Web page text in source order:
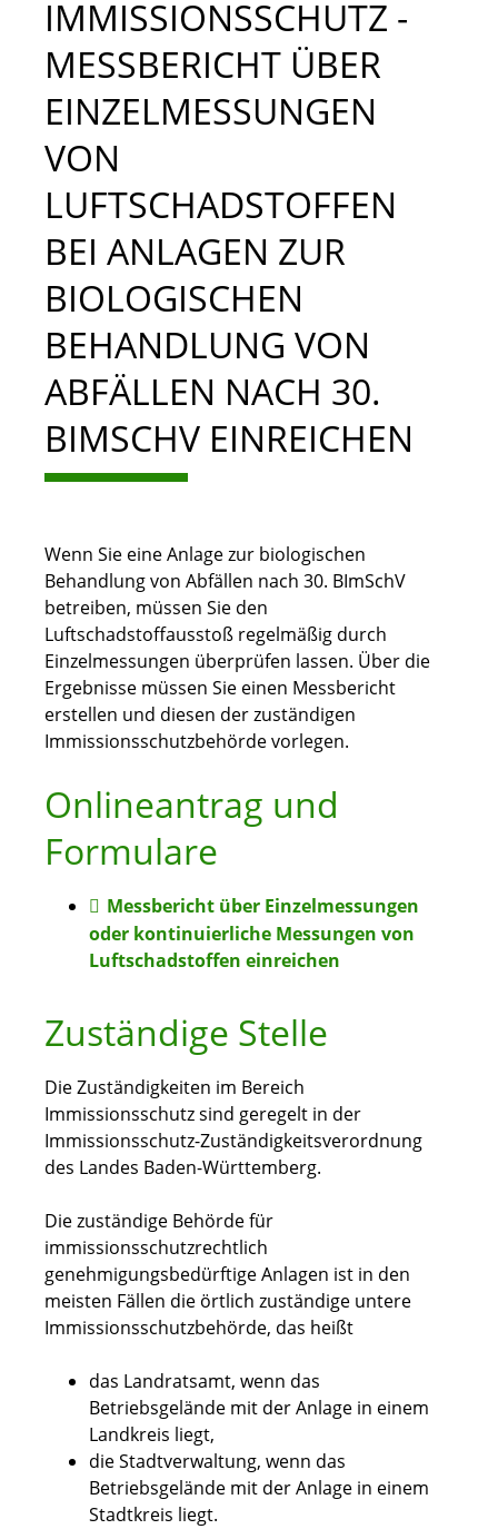
IMMISSIONSSCHUTZ -
MESSBERICHT ÜBER
EINZELMESSUNGEN
VON
LUFTSCHADSTOFFEN
BEI ANLAGEN ZUR
BIOLOGISCHEN
BEHANDLUNG VON
ABFÄLLEN NACH 30.
BIMSCHV EINREICHEN
Wenn Sie eine Anlage zur biologischen
Behandlung von Abfällen nach 30. BImSchV
betreiben, müssen Sie den
Luftschadstoffausstoß regelmäßig durch
Einzelmessungen überprüfen lassen. Über die
Ergebnisse müssen Sie einen Messbericht
erstellen und diesen der zuständigen
Immissionsschutzbehörde vorlegen.
Onlineantrag und
Formulare
Messbericht über Einzelmessungen
oder kontinuierliche Messungen von
Luftschadstoffen einreichen
Zuständige Stelle
Die Zuständigkeiten im Bereich
Immissionsschutz sind geregelt in der
Immissionsschutz-Zuständigkeitsverordnung
des Landes Baden-Württemberg.
Die zuständige Behörde für
immissionsschutzrechtlich
genehmigungsbedürftige Anlagen ist in den
meisten Fällen die örtlich zuständige untere
Immissionsschutzbehörde, das heißt
das Landratsamt, wenn das
Betriebsgelände mit der Anlage in einem
Landkreis liegt,
die Stadtverwaltung, wenn das
Betriebsgelände mit der Anlage in einem
Stadtkreis liegt.